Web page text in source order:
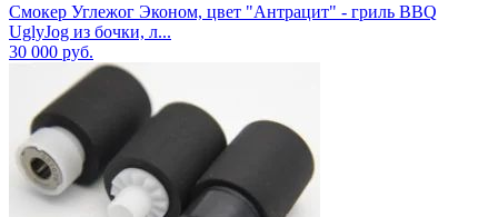
Смокер Углежог Эконом, цвет "Антрацит" - гриль BBQ
UglyJog из бочки, л...
30 000 руб.